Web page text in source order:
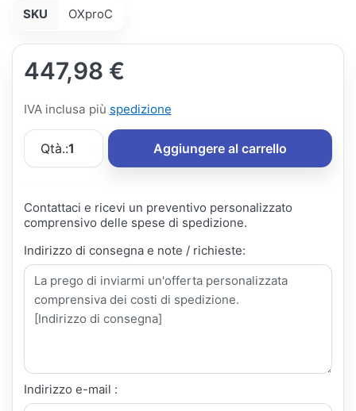
SKU OXproC
447,98 €
IVA inclusa più spedizione
Qtà.:1 Aggiungere al carrello
Contattaci e ricevi un preventivo personalizzato
comprensivo delle spese di spedizione.
Indirizzo di consegna e note / richieste:
Indirizzo e-mail :